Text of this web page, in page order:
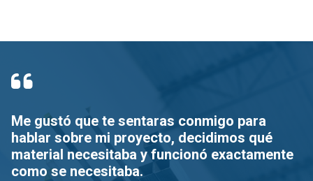
Me gustó que te sentaras conmigo para
hablar sobre mi proyecto, decidimos qué
material necesitaba y funcionó exactamente
como se necesitaba.